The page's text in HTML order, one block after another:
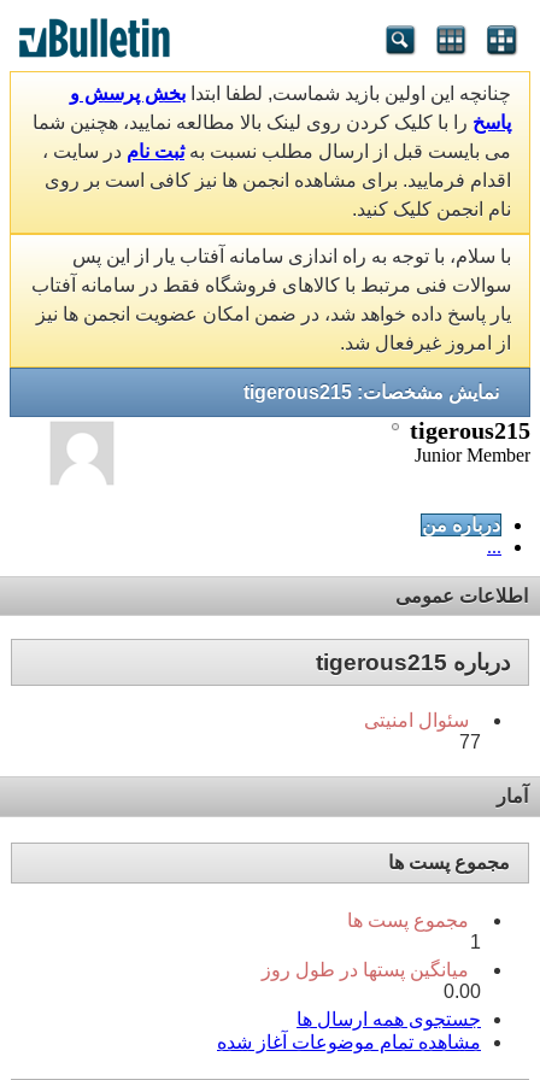
چنانچه این اولین بازید شماست, لطفا ابتدا بخش پرسش و
پاسخ را با کلیک کردن روی لینک بالا مطالعه نمایید، هچنین شما
می بایست قبل از ارسال مطلب نسبت بهثبت نام در سایت ،
اقدام فرمایید. برای مشاهده انجمن ها نیز کافی است بر روی
نام انجمن کلیک کنید.
با سلام، با توجه به راه اندازی سامانه آفتاب یار از این پس
سوالات فنی مرتبط با کالاهای فروشگاه فقط در سامانه آفتاب
یار پاسخ داده خواهد شد، در ضمن امکان عضویت انجمن ها نیز
از امروز غیرفعال شد.
نمایش مشخصات: tigerous215
tigerous215
Junior Member
درباره من
...
اطلاعات عمومی
درباره tigerous215
سئوال امنیتی
77
آمار
مجموع پست ها
مجموع پست ها
1
میانگین پستها در طول روز
0.00
جستجوی همه ارسال ها
مشاهده تمام موضوعات آغاز شده